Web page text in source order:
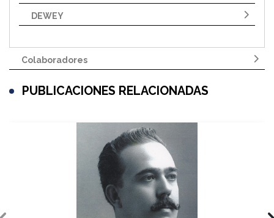
DEWEY
Colaboradores
PUBLICACIONES RELACIONADAS